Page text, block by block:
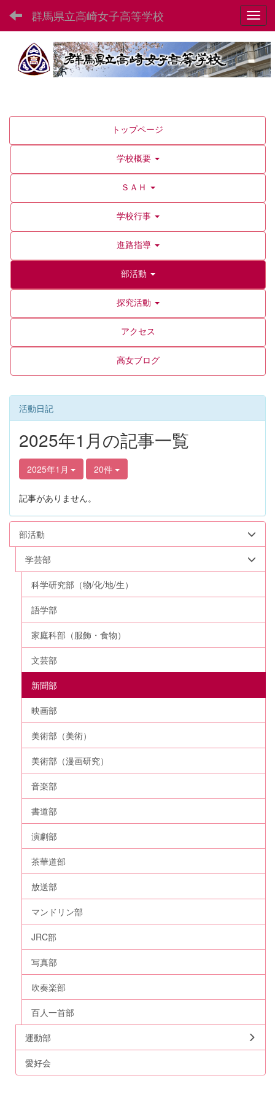
群馬県立高崎女子高等学校
トップページ
学校概要
ＳＡＨ
学校行事
進路指導
部活動
探究活動
アクセス
高女ブログ
活動日記
2025年1月の記事一覧
2025年1月 20件
記事がありません。
部活動
学芸部
科学研究部（物/化/地/生）
語学部
家庭科部（服飾・食物）
文芸部
新聞部
映画部
美術部（美術）
美術部（漫画研究）
音楽部
書道部
演劇部
茶華道部
放送部
マンドリン部
JRC部
写真部
吹奏楽部
百人一首部
運動部
愛好会